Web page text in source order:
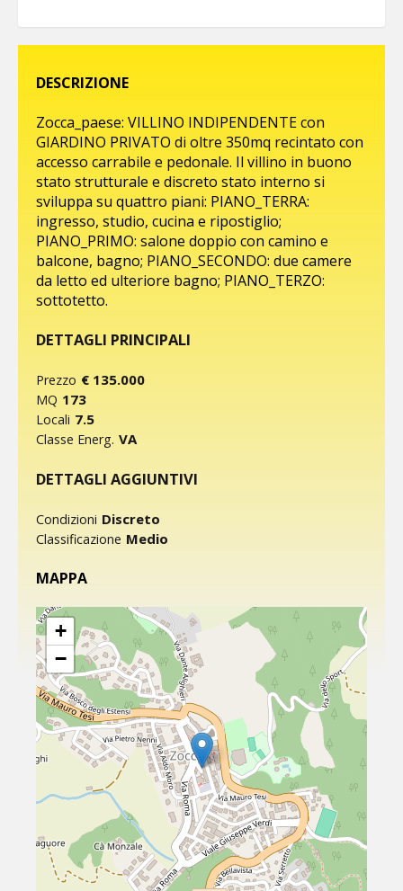
DESCRIZIONE
Zocca_paese: VILLINO INDIPENDENTE con
GIARDINO PRIVATO di oltre 350mq recintato con
accesso carrabile e pedonale. Il villino in buono
stato strutturale e discreto stato interno si
sviluppa su quattro piani: PIANO_TERRA:
ingresso, studio, cucina e ripostiglio;
PIANO_PRIMO: salone doppio con camino e
balcone, bagno; PIANO_SECONDO: due camere
da letto ed ulteriore bagno; PIANO_TERZO:
sottotetto.
DETTAGLI PRINCIPALI
Prezzo € 135.000
MQ 173
Locali 7.5
Classe Energ. VA
DETTAGLI AGGIUNTIVI
Condizioni Discreto
Classificazione Medio
MAPPA
+
−